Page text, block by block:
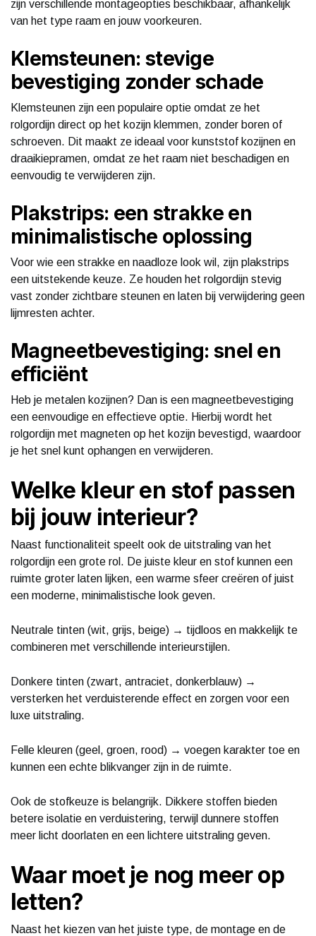
zijn verschillende montageopties beschikbaar, afhankelijk
van het type raam en jouw voorkeuren.
Klemsteunen: stevige
bevestiging zonder schade
Klemsteunen zijn een populaire optie omdat ze het
rolgordijn direct op het kozijn klemmen, zonder boren of
schroeven. Dit maakt ze ideaal voor kunststof kozijnen en
draaikiepramen, omdat ze het raam niet beschadigen en
eenvoudig te verwijderen zijn.
Plakstrips: een strakke en
minimalistische oplossing
Voor wie een strakke en naadloze look wil, zijn plakstrips
een uitstekende keuze. Ze houden het rolgordijn stevig
vast zonder zichtbare steunen en laten bij verwijdering geen
lijmresten achter.
Magneetbevestiging: snel en
efficiënt
Heb je metalen kozijnen? Dan is een magneetbevestiging
een eenvoudige en effectieve optie. Hierbij wordt het
rolgordijn met magneten op het kozijn bevestigd, waardoor
je het snel kunt ophangen en verwijderen.
Welke kleur en stof passen
bij jouw interieur?
Naast functionaliteit speelt ook de uitstraling van het
rolgordijn een grote rol. De juiste kleur en stof kunnen een
ruimte groter laten lijken, een warme sfeer creëren of juist
een moderne, minimalistische look geven.
Neutrale tinten (wit, grijs, beige) → tijdloos en makkelijk te
combineren met verschillende interieurstijlen.
Donkere tinten (zwart, antraciet, donkerblauw) →
versterken het verduisterende effect en zorgen voor een
luxe uitstraling.
Felle kleuren (geel, groen, rood) → voegen karakter toe en
kunnen een echte blikvanger zijn in de ruimte.
Ook de stofkeuze is belangrijk. Dikkere stoffen bieden
betere isolatie en verduistering, terwijl dunnere stoffen
meer licht doorlaten en een lichtere uitstraling geven.
Waar moet je nog meer op
letten?
Naast het kiezen van het juiste type, de montage en de